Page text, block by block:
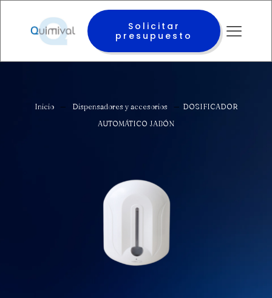
Solicitar
presupuesto
Inicio — Dispensadores y accesorios — DOSIFICADOR
AUTOMÁTICO JABÓN